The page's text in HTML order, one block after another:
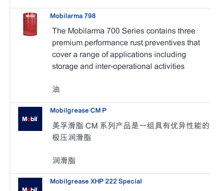
Mobilarma 798
The Mobilarma 700 Series contains three
premium performance rust preventives that
cover a range of applications including
storage and inter-operational activities
油
Mobilgrease CM P
美孚滑脂 CM 系列产品是一组具有优异性能的
极压润滑脂
润滑脂
Mobilgrease XHP 222 Special